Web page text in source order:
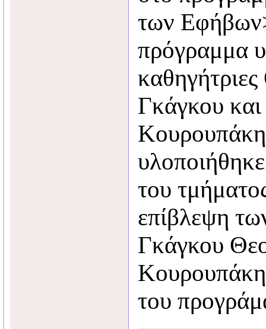
των
πρόγραμμα
Γκάγκου
του
επίβλεψη
Γκάγκου
του